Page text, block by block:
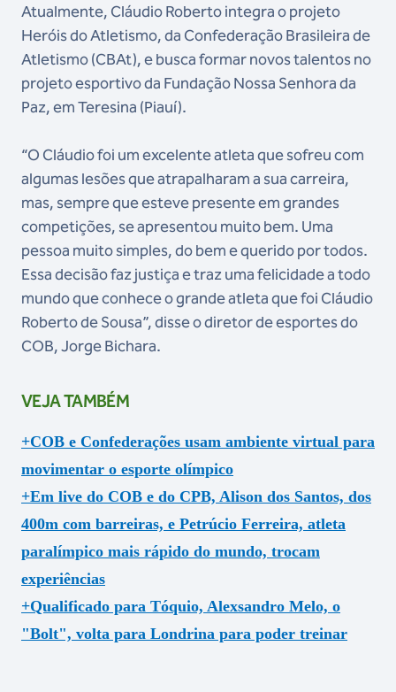
Atualmente, Cláudio Roberto integra o projeto
Heróis do Atletismo, da Confederação Brasileira de
Atletismo (CBAt), e busca formar novos talentos no
projeto esportivo da Fundação Nossa Senhora da
Paz, em Teresina (Piauí).
“O Cláudio foi um excelente atleta que sofreu com
algumas lesões que atrapalharam a sua carreira,
mas, sempre que esteve presente em grandes
competições, se apresentou muito bem. Uma
pessoa muito simples, do bem e querido por todos.
Essa decisão faz justiça e traz uma felicidade a todo
mundo que conhece o grande atleta que foi Cláudio
Roberto de Sousa”, disse o diretor de esportes do
COB, Jorge Bichara.
VEJA TAMBÉM
+COB e Confederações usam ambiente virtual para
movimentar o esporte olímpico
+Em live do COB e do CPB, Alison dos Santos, dos
400m com barreiras, e Petrúcio Ferreira, atleta
paralímpico mais rápido do mundo, trocam
experiências
+Qualificado para Tóquio, Alexsandro Melo, o
"Bolt", volta para Londrina para poder treinar